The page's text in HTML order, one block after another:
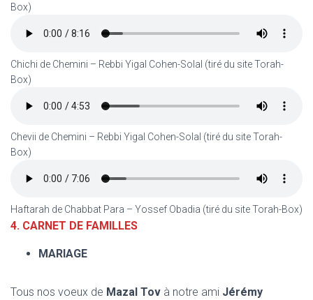
Box)
Chichi de Chemini – Rebbi Yigal Cohen-Solal (tiré du site Torah-
Box)
Chevii de Chemini – Rebbi Yigal Cohen-Solal (tiré du site Torah-
Box)
Haftarah de Chabbat Para – Yossef Obadia (tiré du site Torah-Box)
4. CARNET DE FAMILLES
MARIAGE
Tous nos voeux de Mazal Tov à notre ami Jérémy